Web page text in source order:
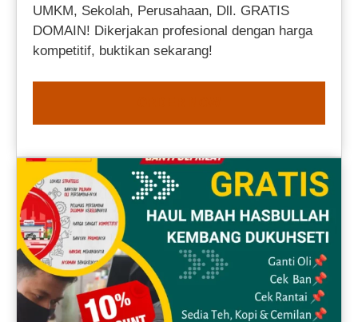
UMKM, Sekolah, Perusahaan, Dll. GRATIS
DOMAIN! Dikerjakan profesional dengan harga
kompetitif, buktikan sekarang!